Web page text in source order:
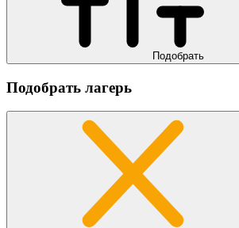
Подобрать
Подобрать лагерь